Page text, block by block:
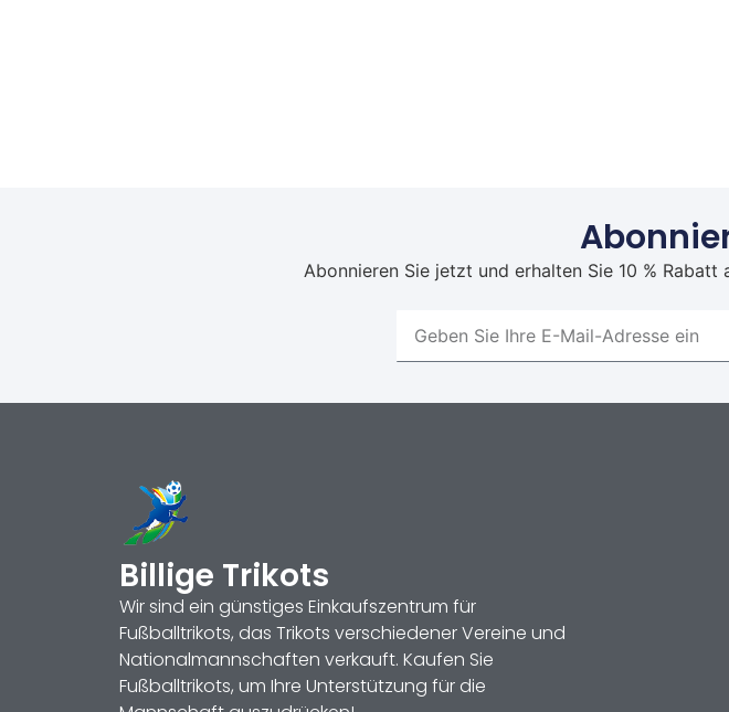
Abonnieren Sie jetzt und erhalten Sie 10 %
Billige Trikots
Wir sind ein günstiges Einkaufszentrum für
Fußballtrikots, das Trikots verschiedener Vereine und
Nationalmannschaften verkauft. Kaufen Sie
Fußballtrikots, um Ihre Unterstützung für die